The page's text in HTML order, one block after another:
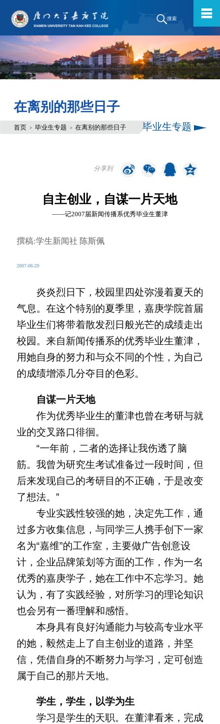
搜索
在离别的那些日子
首页 > 毕业生专题 > 在离别的那些日子 毕业生专题
分享到
自主创业，自谋一片天地
――记2007届新闻传播系优秀毕业生董津
撰稿:学生新闻社 陈斯佩
2007-06-29
炎炎烈日下，校园里四处弥漫着夏天的
气息。在这个特别的夏季里，嘉庚学院首届
毕业生们将带着散发烈日般光芒的成绩走出
校园。来自新闻传播系的优秀毕业生董津，
用她自身的努力和与众不同的个性，为自己
的成绩增添几分夺目的色彩。
自谋一片天地
作为优秀毕业生的董津也曾在考研与就
业的交叉路口徘徊。
“一年前，二者的选择让我伤透了脑
筋。我曾为研究生考试准备过一段时间，但
后来发现自己的考研目的不正确，于是改变
了想法。”
专业实践性较强的她，决定先工作，通
过多方收集信息，与同学三人携手创下一家
名为“嘉维”的工作室，主要做广告创意设
计，企业品牌策划等方面的工作，作为一名
优秀的嘉庚学子，她在工作中不忘学习。她
认为，有了实践经验，对所学习的理论知识
也会另有一番理解和感悟。
本身具有良好沟通能力与较高专业水平
的她，毅然走上了自主创业的道路，并坚
信，凭借自身的不断努力与学习，定可创造
属于自己的那片天地。
学生，学生，以学为生
学习是学生的天职。在董津看来，完成